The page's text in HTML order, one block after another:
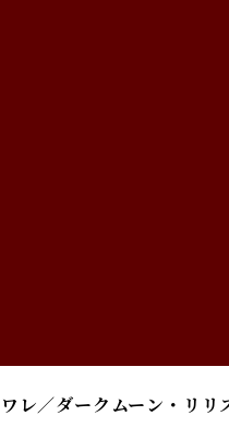
／ダークムーン・リリ